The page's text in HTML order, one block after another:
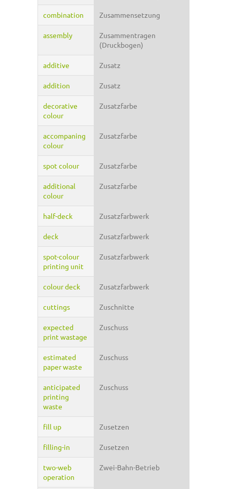
combination Zusammensetzung
assembly
Zusammentragen
(Druckbogen)
additive Zusatz
addition Zusatz
decorative
colour
Zusatzfarbe
accompaning
colour
Zusatzfarbe
spot colour Zusatzfarbe
additional
colour
Zusatzfarbe
half-deck Zusatzfarbwerk
deck Zusatzfarbwerk
spot-colour
printing unit
Zusatzfarbwerk
colour deck Zusatzfarbwerk
cuttings Zuschnitte
expected
print wastage
Zuschuss
estimated
paper waste
Zuschuss
anticipated
printing
waste
Zuschuss
fill up Zusetzen
filling-in Zusetzen
two-web
operation
Zwei-Bahn-Betrieb